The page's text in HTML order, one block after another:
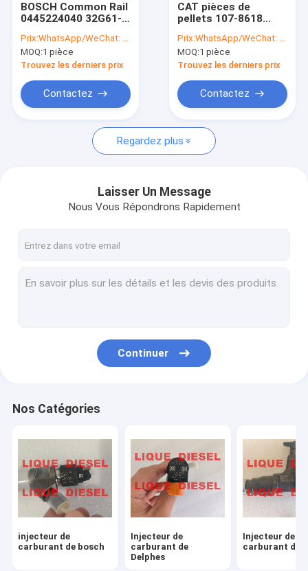
Demande de soumission
injecteur de carburant de bosch
Injecteur de carburant de Delphes
Cat Fuel Injector
L'autre injecteur
D'autres pompes
Turbocompresseur
D'autres pièces
BOSCH Common Rail
0445224040 32G61-
32G6100901
445224040
Prix:WhatsApp/WeChat: +86-15153887217
MOQ:1 pièce
Trouvez les derniers prix
Contactez
CAT pièces de
pellets 107-8618
température de l'eau
pour E320D E330D
Prix:WhatsApp/WeChat: +86-15153887217
MOQ:1 pièce
Trouvez les derniers prix
Contactez
Regardez plus
Laisser Un Message
Nous Vous Répondrons Rapidement
Continuer
Nos Catégories
injecteur de
carburant de bosch
Injecteur de
carburant de
Delphes
Injecteur de
carburant de